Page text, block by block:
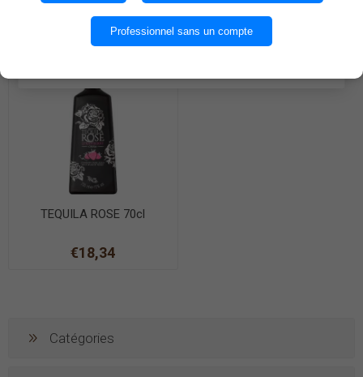
€18,53
Produit en rupture
€10,89
TEQUILA ROSE 70cl
€18,34
Catégories
OK
Professionnel sans un compte